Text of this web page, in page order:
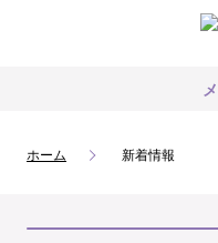
ホーム 新着情報